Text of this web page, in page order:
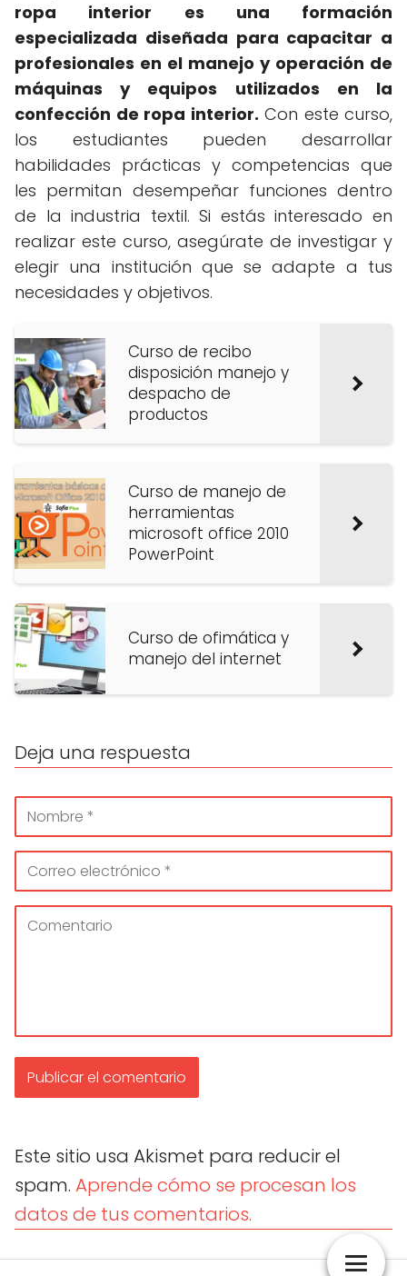
ropa interior es una formación
especializada diseñada para capacitar a
profesionales en el manejo y operación de
máquinas y equipos utilizados en la
confección de ropa interior. Con este curso,
los estudiantes pueden desarrollar
habilidades prácticas y competencias que
les permitan desempeñar funciones dentro
de la industria textil. Si estás interesado en
realizar este curso, asegúrate de investigar y
elegir una institución que se adapte a tus
necesidades y objetivos.
Curso de recibo
disposición manejo y
despacho de
productos
Curso de manejo de
herramientas
microsoft office 2010
PowerPoint
Curso de ofimática y
manejo del internet
Deja una respuesta
Este sitio usa Akismet para reducir el
spam. Aprende cómo se procesan los
datos de tus comentarios.